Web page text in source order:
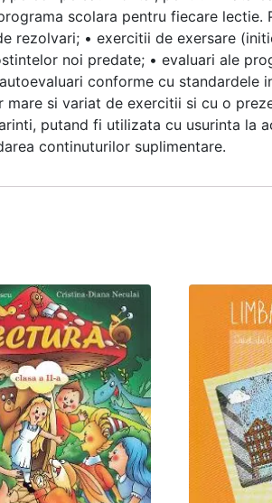
scolara pentru fiecare lectie.
rezolvari; • exercitii de exersare
noi predate; • evaluari ale
conforme cu standardele
si variat de exercitii si cu o
putand fi utilizata cu usurinta la
continuturilor suplimentare.